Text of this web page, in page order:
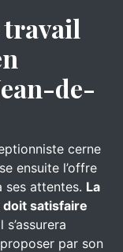
travail
de-
cerne
ensuite l’offre
ses attentes. La
satisfaire
par son